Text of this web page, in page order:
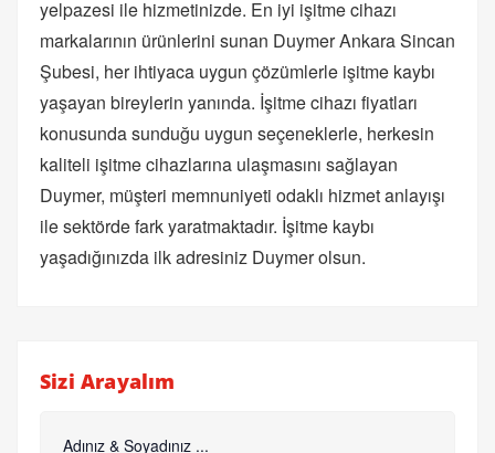
yelpazesi ile hizmetinizde. En iyi işitme cihazı
markalarının ürünlerini sunan Duymer Ankara Sincan
Şubesi, her ihtiyaca uygun çözümlerle işitme kaybı
yaşayan bireylerin yanında. İşitme cihazı fiyatları
konusunda sunduğu uygun seçeneklerle, herkesin
kaliteli işitme cihazlarına ulaşmasını sağlayan
Duymer, müşteri memnuniyeti odaklı hizmet anlayışı
ile sektörde fark yaratmaktadır. İşitme kaybı
yaşadığınızda ilk adresiniz Duymer olsun.
Sizi Arayalım